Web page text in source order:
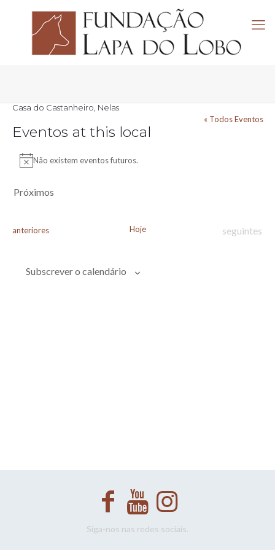
Casa do Castanheiro, Nelas
« Todos Eventos
Eventos at this local
AvisoNão existem eventos futuros.
Próximos
data.
Eventos
anteriores Hoje Eventos
seguintes
Subscrever o calendário
Siga-nos nas redes sociais.